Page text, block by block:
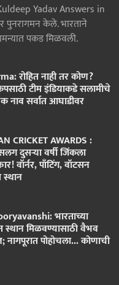
Yadav Answers in
पुनरागमन केले. भारताने
पकड मिळवली.
रोहित नाही तर कोण?
टीम इंडियाकडे सलामीचे
नाव सर्वात आघाडीवर
CRICKET AWARDS :
दुसऱ्या वर्षी जिंकला
वॉर्नर, पाँटिंग, वॉटसन
स्थान
भारताच्या
स्थान मिळवण्यासाठी वैभव
नागपूरात पोहोचला... कोणाची